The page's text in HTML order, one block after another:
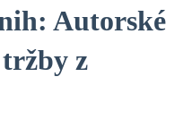
Autorské
z